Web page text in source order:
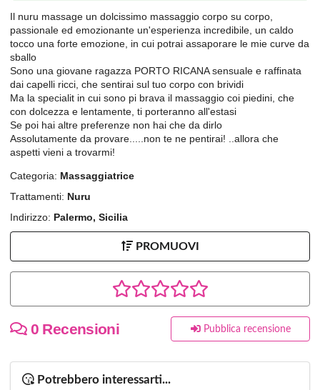
Il nuru massage un dolcissimo massaggio corpo su corpo,
passionale ed emozionante un'esperienza incredibile, un caldo
tocco una forte emozione, in cui potrai assaporare le mie curve da
sballo
Sono una giovane ragazza PORTO RICANA sensuale e raffinata
dai capelli ricci, che sentirai sul tuo corpo con brividi
Ma la specialit in cui sono pi brava il massaggio coi piedini, che
con dolcezza e lentamente, ti porteranno all'estasi
Se poi hai altre preferenze non hai che da dirlo
Assolutamente da provare.....non te ne pentirai! ..allora che
aspetti vieni a trovarmi!
Categoria: Massaggiatrice
Trattamenti: Nuru
Indirizzo: Palermo, Sicilia
PROMUOVI
0 Recensioni Pubblica recensione
Potrebbero interessarti...